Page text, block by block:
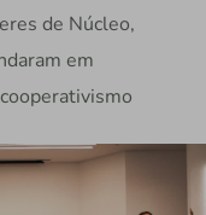
de Núcleo,
em